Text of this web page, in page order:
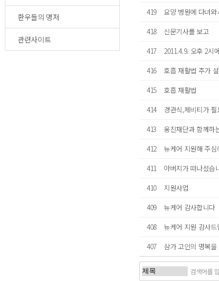
환우들의 명저
관련사이트
419
요양 병원에 다녀
418
신문기사를 보고
417
2011.4.9. 오후 2시
416
호흡 재활법 추가
415
호흡 재활법
414
경관식,제비티가
413
웅진재단과 함께하
412
뉴케어 지원해 주
411
아버지가 떠나셨습
410
지원사업
409
뉴케어 감사합니다
408
뉴케어 지원 감사드
407
삼가 고인의 명복을